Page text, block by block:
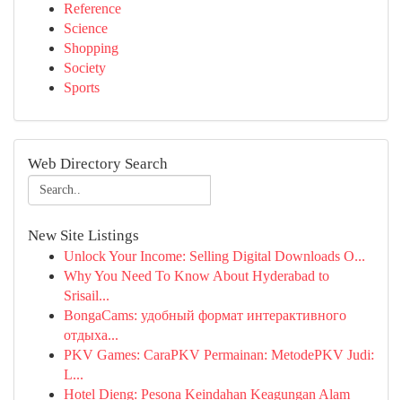
Reference
Science
Shopping
Society
Sports
Web Directory Search
New Site Listings
Unlock Your Income: Selling Digital Downloads O...
Why You Need To Know About Hyderabad to
Srisail...
BongaCams: удобный формат интерактивного
отдыха...
PKV Games: CaraPKV Permainan: MetodePKV Judi:
L...
Hotel Dieng: Pesona Keindahan Keagungan Alam